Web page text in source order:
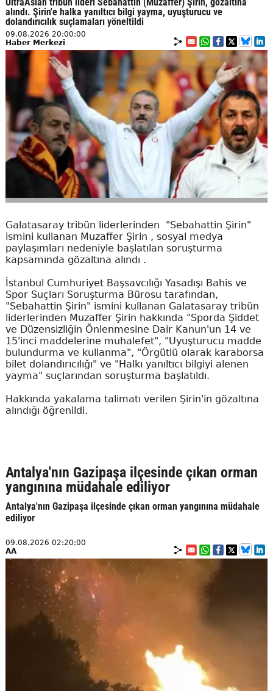
alındı. Şirin'e halka yanıltıcı bilgi yayma, uyuşturucu ve
dolandırıcılık suçlamaları yöneltildi
09.08.2026 20:00:00
Haber Merkezi
Galatasaray tribün liderlerinden "Sebahattin Şirin"
ismini kullanan Muzaffer Şirin , sosyal medya
paylaşımları nedeniyle başlatılan soruşturma
kapsamında gözaltına alındı .
İstanbul Cumhuriyet Başsavcılığı Yasadışı Bahis ve
Spor Suçları Soruşturma Bürosu tarafından,
"Sebahattin Şirin" ismini kullanan Galatasaray tribün
liderlerinden Muzaffer Şirin hakkında "Sporda Şiddet
ve Düzensizliğin Önlenmesine Dair Kanun'un 14 ve
15'inci maddelerine muhalefet", "Uyuşturucu madde
bulundurma ve kullanma", "Örgütlü olarak karaborsa
bilet dolandırıcılığı" ve "Halkı yanıltıcı bilgiyi alenen
yayma" suçlarından soruşturma başlatıldı.
Hakkında yakalama talimatı verilen Şirin'in gözaltına
alındığı öğrenildi.
Antalya'nın Gazipaşa ilçesinde çıkan orman
yangınına müdahale ediliyor
Antalya'nın Gazipaşa ilçesinde çıkan orman yangınına müdahale
ediliyor
09.08.2026 02:20:00
AA